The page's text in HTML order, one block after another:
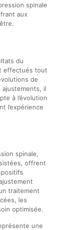
spinale
aux
du
effectués tout
de
ajustements, il
à l’évolution
l’expérience
spinale,
offrent
traitement
les
optimisée.
une